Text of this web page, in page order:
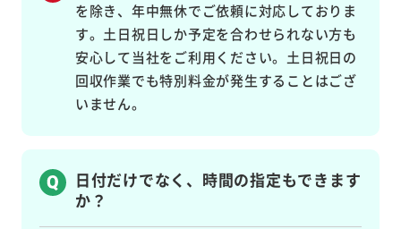
を除き、年中無休でご依頼に対応しておりま
す。土日祝日しか予定を合わせられない方も
安心して当社をご利用ください。土日祝日の
回収作業でも特別料金が発生することはござ
いません。
日付だけでなく、時間の指定もできます
か？